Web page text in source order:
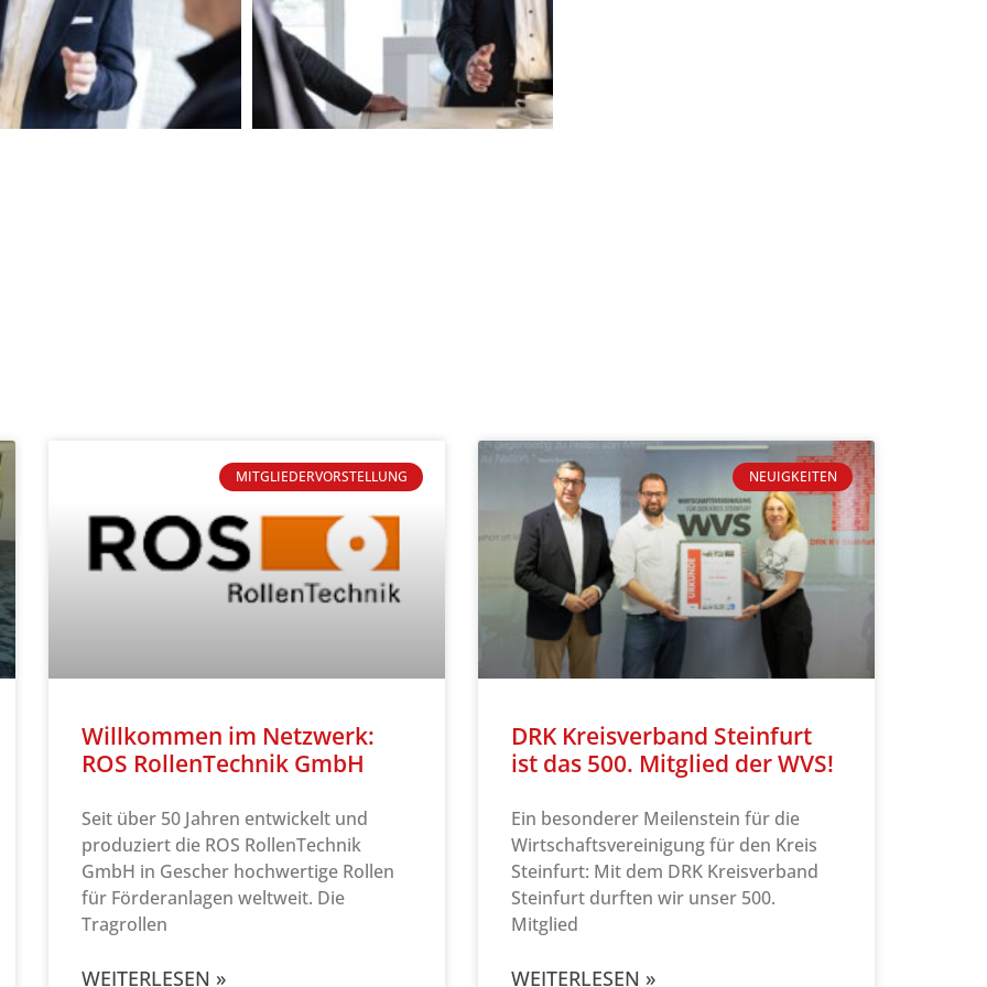
MITGLIEDERVORSTELLUNG
Willkommen im Netzwerk:
ROS RollenTechnik GmbH
Seit über 50 Jahren entwickelt und
produziert die ROS RollenTechnik
GmbH in Gescher hochwertige Rollen
für Förderanlagen weltweit. Die
Tragrollen
WEITERLESEN »
NEUIGKEITEN
DRK Kreisverband Steinfurt
ist das 500. Mitglied der WVS!
Ein besonderer Meilenstein für die
Wirtschaftsvereinigung für den Kreis
Steinfurt: Mit dem DRK Kreisverband
Steinfurt durften wir unser 500.
Mitglied
WEITERLESEN »